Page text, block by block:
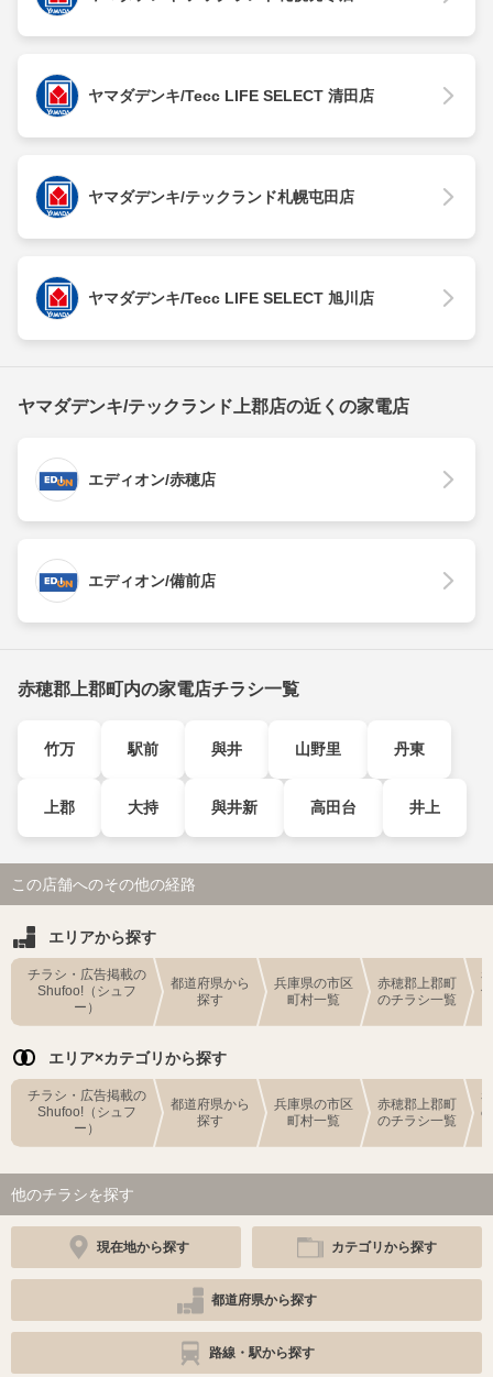
ヤマダデンキ/Tecc LIFE SELECT 清田店
ヤマダデンキ/テックランド札幌屯田店
ヤマダデンキ/Tecc LIFE SELECT 旭川店
ヤマダデンキ/テックランド上郡店の近くの家電店
エディオン/赤穂店
エディオン/備前店
赤穂郡上郡町内の家電店チラシ一覧
竹万 駅前 與井 山野里 丹東
上郡 大持 與井新 高田台 井上
この店舗へのその他の経路
エリアから探す
チラシ・広告掲載の
Shufoo!（シュフ
ー）
都道府県から
探す
兵庫県の市区
町村一覧
赤穂郡上郡町
のチラシ一覧
エリア×カテゴリから探す
チラシ・広告掲載の
Shufoo!（シュフ
ー）
都道府県から
探す
兵庫県の市区
町村一覧
赤穂郡上郡町
のチラシ一覧
他のチラシを探す
現在地から探す カテゴリから探す
都道府県から探す
路線・駅から探す